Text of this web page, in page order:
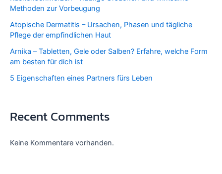
Methoden zur Vorbeugung
Atopische Dermatitis – Ursachen, Phasen und tägliche
Pflege der empfindlichen Haut
Arnika – Tabletten, Gele oder Salben? Erfahre, welche Form
am besten für dich ist
5 Eigenschaften eines Partners fürs Leben
Recent Comments
Keine Kommentare vorhanden.